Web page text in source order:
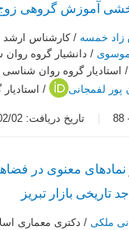
آموزش گروهی
زاد خمسه / کارشناس ارشد
موسوی/ دانشیار گروه روان
/ استادیار گروه روان شناسی
پور لفمجانی / استادیار
88 تاریخ دریافت: 1397/02/02
نمادهای معنوی
تاریخی بازار تبریز
ملکی/ دکتری معماری